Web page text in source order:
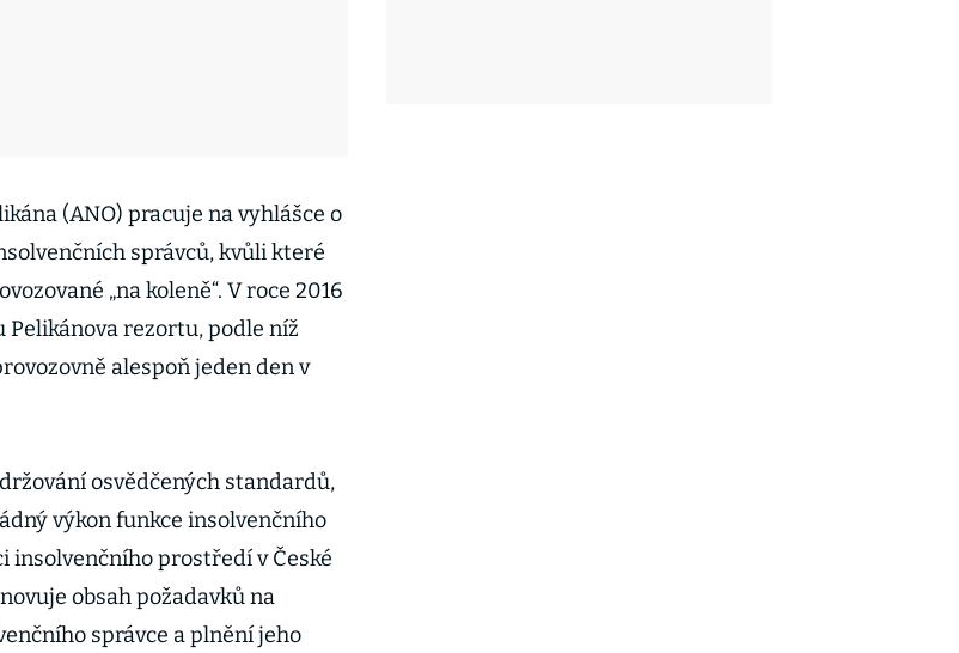
(ANO) pracuje na vyhlášce o
správců, kvůli které
„na koleně“. V roce 2016
rezortu, podle níž
alespoň jeden den v
osvědčených standardů,
výkon funkce insolvenčního
insolvenčního prostředí v České
obsah požadavků na
správce a plnění jeho